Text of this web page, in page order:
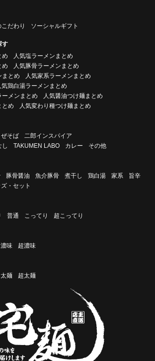
だわり ソーシャルギフト
す
め
人気塩ラーメンまとめ
め
人気豚骨ラーメンまとめ
まとめ
人気家系ラーメンまとめ
気鶏白湯ラーメンまとめ
ーメンまとめ
人気醤油つけ麺まとめ
とめ
人気変わり種つけ麺まとめ
ぜそば
二郎インスパイア
し
TAKUMEN LABO カレー その他
豚骨醤油 魚介豚骨 煮干し 鶏白湯 家系
旨辛
・セット
普通 こってり 超こってり
濃味 超濃味
太麺 超太麺